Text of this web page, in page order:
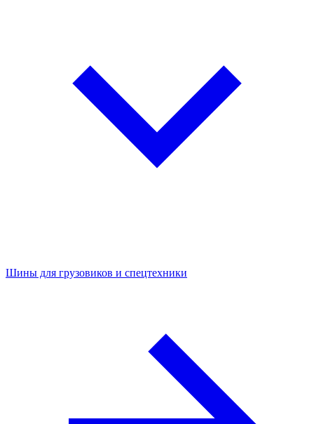
Шины для грузовиков и спецтехники